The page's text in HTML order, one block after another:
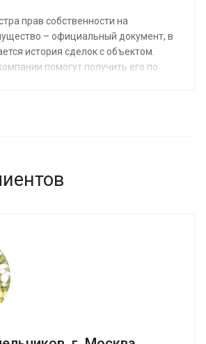
прав собственности на
– официальный документ, в
история сделок с объектом.
помогут получить его по